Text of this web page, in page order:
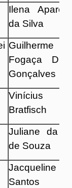
Ilena
da Silva
Guilherme
Fogaça
Gonçalves
Vinícius
Bratfisch
Juliane da
de Souza
Jacqueline
Santos